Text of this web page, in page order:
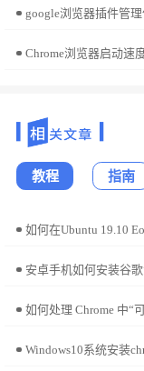
教程 指南
安卓手机如何安装谷
如何处理 Chrome 中“
Windows10系统安装